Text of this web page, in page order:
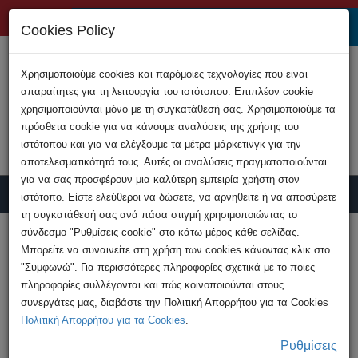
Υποβολή Καταγγελίας
HOME
Ανακοινώσεις
Προσοχή: Δράστες Απάτης Διαφημίζουν στο
Διαδίκτυο Δήθεν ...
Cookies Policy
Χρησιμοποιούμε cookies και παρόμοιες τεχνολογίες που είναι
απαραίτητες για τη λειτουργία του ιστότοπου. Επιπλέον cookie
χρησιμοποιούνται μόνο με τη συγκατάθεσή σας. Χρησιμοποιούμε τα
πρόσθετα cookie για να κάνουμε αναλύσεις της χρήσης του
ιστότοπου και για να ελέγξουμε τα μέτρα μάρκετινγκ για την
αποτελεσματικότητά τους. Αυτές οι αναλύσεις πραγματοποιούνται
για να σας προσφέρουν μια καλύτερη εμπειρία χρήστη στον
ιστότοπο. Είστε ελεύθεροι να δώσετε, να αρνηθείτε ή να αποσύρετε
τη συγκατάθεσή σας ανά πάσα στιγμή χρησιμοποιώντας το
σύνδεσμο "Ρυθμίσεις cookie" στο κάτω μέρος κάθε σελίδας.
Μπορείτε να συναινείτε στη χρήση των cookies κάνοντας κλικ στο
"Συμφωνώ". Για περισσότερες πληροφορίες σχετικά με το ποιες
πληροφορίες συλλέγονται και πώς κοινοποιούνται στους
συνεργάτες μας, διαβάστε την Πολιτική Απορρήτου για τα Cookies
Πολιτική Απορρήτου για τα Cookies.
Ρυθμίσεις